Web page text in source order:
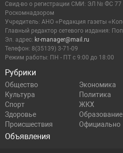
Рубрики
Общество
Экономика
Культура
Политика
Спорт
ЖКХ
Здоровье
Образование
Происшествия
Официально
Объявления
Cвид-во о регистрации СМИ: ЭЛ № ФС 77
Роскомнадзором
Учредитель: АНО «Редакция газеты
Главный редактор сетевого издания:
Эл. адрес: kr-manager@mail.ru
Телефон: 8(35139) 3-71-09
Режим работы: ПН - ПТ с 9:00 до 18:00